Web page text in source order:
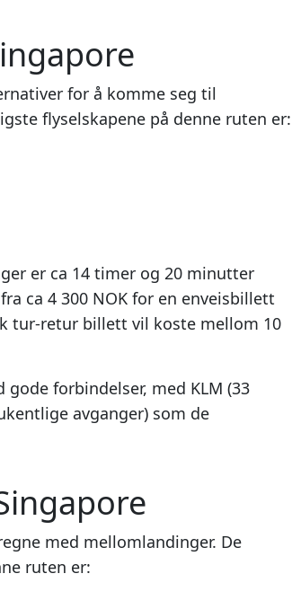
for å komme seg til
flyselskapene på denne ruten er:
er ca 14 timer og 20 minutter
ca 4 300 NOK for en enveisbillett
tur-retur billett vil koste mellom 10
forbindelser, med KLM (33
avganger) som de
med mellomlandinger. De
ruten er: